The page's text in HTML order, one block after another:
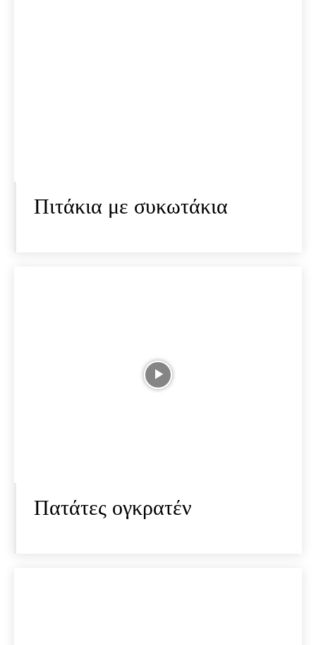
Πιτάκια με συκωτάκια
Πατάτες ογκρατέν